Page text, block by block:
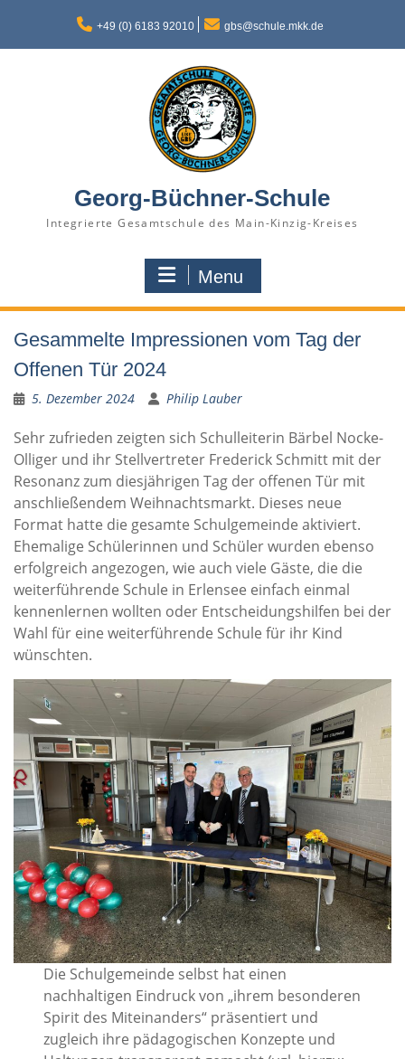
content
+49 (0) 6183 92010 gbs@schule.mkk.de
Georg-Büchner-Schule
Integrierte Gesamtschule des Main-Kinzig-Kreises
Menu
Gesammelte Impressionen vom Tag der
Offenen Tür 2024
5. Dezember 2024 Philip Lauber
Sehr zufrieden zeigten sich Schulleiterin Bärbel Nocke-
Olliger und ihr Stellvertreter Frederick Schmitt mit der
Resonanz zum diesjährigen Tag der offenen Tür mit
anschließendem Weihnachtsmarkt. Dieses neue
Format hatte die gesamte Schulgemeinde aktiviert.
Ehemalige Schülerinnen und Schüler wurden ebenso
erfolgreich angezogen, wie auch viele Gäste, die die
weiterführende Schule in Erlensee einfach einmal
kennenlernen wollten oder Entscheidungshilfen bei der
Wahl für eine weiterführende Schule für ihr Kind
wünschten.
Die Schulgemeinde selbst hat einen
nachhaltigen Eindruck von „ihrem besonderen
Spirit des Miteinanders“ präsentiert und
zugleich ihre pädagogischen Konzepte und